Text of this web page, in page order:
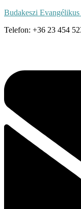
Budakeszi
Telefon: +36 23 454